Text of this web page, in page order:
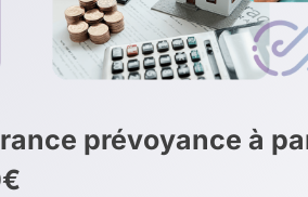
prévoyance à